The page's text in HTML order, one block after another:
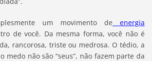
um movimento de energia
de você. Da mesma forma, você não é
rancorosa, triste ou medrosa. O tédio, a
medo não são “seus”, não fazem parte da